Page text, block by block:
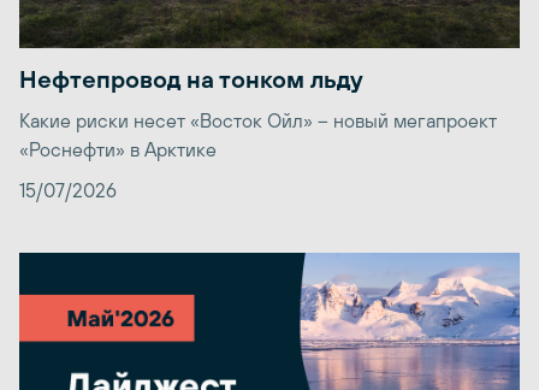
Нефтепровод на тонком льду
Какие риски несет «Восток Ойл» – новый мегапроект
«Роснефти» в Арктике
15/07/2026